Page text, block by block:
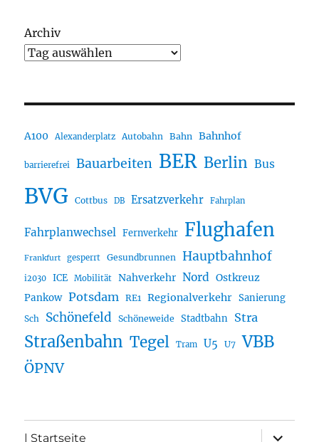
Archiv
A100 Alexanderplatz Autobahn Bahn Bahnhof
barrierefrei Bauarbeiten BER Berlin Bus
BVG Cottbus DB Ersatzverkehr Fahrplan
Fahrplanwechsel Fernverkehr Flughafen
Frankfurt gesperrt Gesundbrunnen Hauptbahnhof
i2030 ICE Mobilität Nahverkehr Nord Ostkreuz
Pankow Potsdam RE1 Regionalverkehr Sanierung
Sch Schönefeld Schöneweide Stadtbahn Stra
Straßenbahn Tegel Tram U5 U7 VBB
ÖPNV
| Startseite